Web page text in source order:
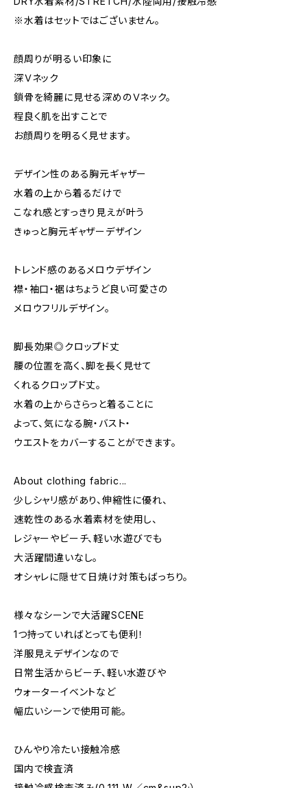
※水着はセットではございません。
顔周りが明るい印象に
深Ｖネック
鎖骨を綺麗に見せる深めのＶネック。
程良く肌を出すことで
お顔周りを明るく見せます。
デザイン性のある胸元ギャザー
水着の上から着るだけで
こなれ感とすっきり見えが叶う
きゅっと胸元ギャザーデザイン
トレンド感のあるメロウデザイン
襟・袖口・裾はちょうど良い可愛さの
メロウフリルデザイン。
脚長効果◎クロップド丈
腰の位置を高く、脚を長く見せて
くれるクロップド丈。
水着の上からさらっと着ることに
よって、気になる腕・バスト・
ウエストをカバーすることができます。
About clothing fabric...
少しシャリ感があり、伸縮性に優れ、
速乾性のある水着素材を使用し、
レジャーやビーチ、軽い水遊びでも
大活躍間違いなし。
オシャレに隠せて日焼け対策もばっちり。
様々なシーンで大活躍SCENE
1つ持っていればとっても便利！
洋服見えデザインなので
日常生活からビーチ、軽い水遊びや
ウォーターイベントなど
幅広いシーンで使用可能。
ひんやり冷たい接触冷感
国内で検査済